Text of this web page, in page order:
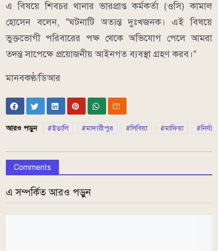
এ বিষয়ে শিবচর থানার ভারপ্রাপ্ত কর্মকর্তা (ওসি) কামাল
হোসেন বলেন, "ঘটনাটি অত্যন্ত দুঃখজনক। এই বিষয়ে
ভুক্তভোগী পরিবারের পক্ষ থেকে অভিযোগ পেলে আমরা
তদন্ত সাপেক্ষে প্রয়োজনীয় আইনগত ব্যবস্থা গ্রহণ করব।"
মানবকণ্ঠ/ডিআর
আরও পড়ুন ইতালি মাদারীপুর লিবিয়া মাফিয়া
Comments
এ সম্পর্কিত আরও পড়ুন